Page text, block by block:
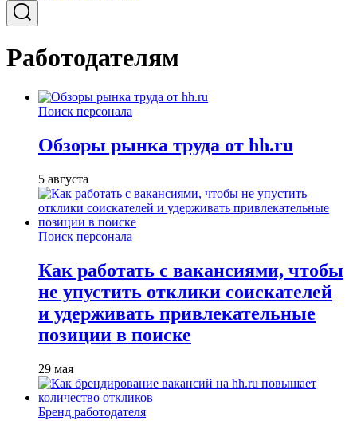
Работодателям
Поиск персонала
Обзоры рынка труда от hh.ru
5 августа
Поиск персонала
Как работать с вакансиями, чтобы
не упустить отклики соискателей
и удерживать привлекательные
позиции в поиске
29 мая
Бренд работодателя